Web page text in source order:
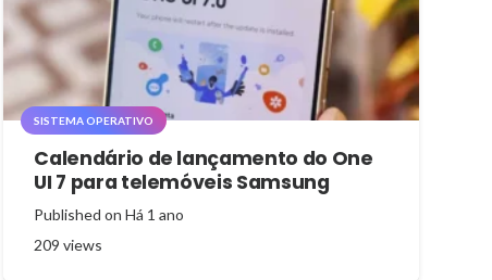
SISTEMA OPERATIVO
Calendário de lançamento do One
UI 7 para telemóveis Samsung
Published onHá 1 ano
209 views